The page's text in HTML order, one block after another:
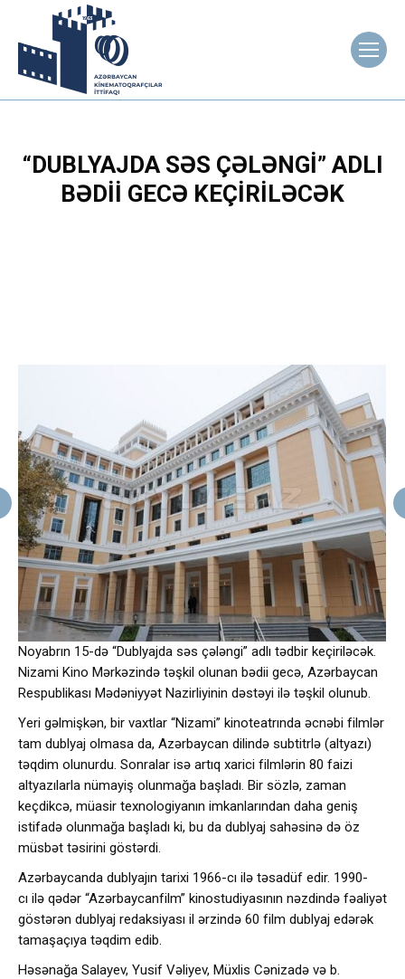
“DUBLYAJDA SƏS ÇƏLƏNGI” ADLI
BƏDII GECƏ KEÇIRILƏCƏK
Noyabrın 15-də “Dublyajda səs çələngi” adlı tədbir keçiriləcək.
Nizami Kino Mərkəzində təşkil olunan bədii gecə, Azərbaycan
Respublikası Mədəniyyət Nazirliyinin dəstəyi ilə təşkil olunub.
Yeri gəlmişkən, bir vaxtlar “Nizami” kinoteatrında əcnəbi filmlər
tam dublyaj olmasa da, Azərbaycan dilində subtitrlə (altyazı)
təqdim olunurdu. Sonralar isə artıq xarici filmlərin 80 faizi
altyazılarla nümayiş olunmağa başladı. Bir sözlə, zaman
keçdikcə, müasir texnologiyanın imkanlarından daha geniş
istifadə olunmağa başladı ki, bu da dublyaj sahəsinə də öz
müsbət təsirini göstərdi.
Azərbaycanda dublyajın tarixi 1966-cı ilə təsadüf edir. 1990-
cı ilə qədər “Azərbaycanfilm” kinostudiyasının nəzdində fəaliyət
göstərən dublyaj redaksiyası il ərzində 60 film dublyaj edərək
tamaşaçıya təqdim edib.
Həsənağa Salayev, Yusif Vəliyev, Müxlis Cənizadə və b.